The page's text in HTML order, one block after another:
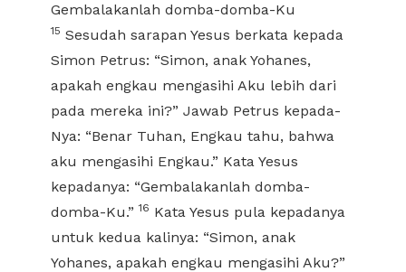
Gembalakanlah domba-domba-Ku
15 Sesudah sarapan Yesus berkata kepada
Simon Petrus: “Simon, anak Yohanes,
apakah engkau mengasihi Aku lebih dari
pada mereka ini?” Jawab Petrus kepada-
Nya: “Benar Tuhan, Engkau tahu, bahwa
aku mengasihi Engkau.” Kata Yesus
kepadanya: “Gembalakanlah domba-
domba-Ku.”16 Kata Yesus pula kepadanya
untuk kedua kalinya: “Simon, anak
Yohanes, apakah engkau mengasihi Aku?”